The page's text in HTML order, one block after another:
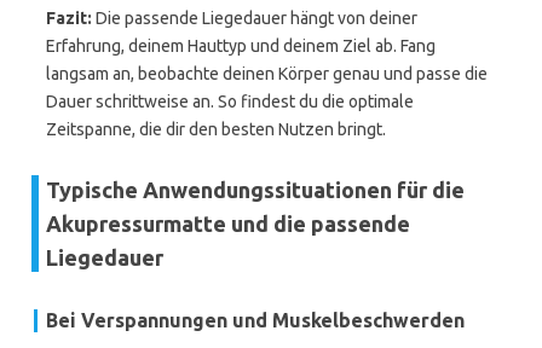
Fazit: Die passende Liegedauer hängt von deiner
Erfahrung, deinem Hauttyp und deinem Ziel ab. Fang
langsam an, beobachte deinen Körper genau und passe die
Dauer schrittweise an. So findest du die optimale
Zeitspanne, die dir den besten Nutzen bringt.
Typische Anwendungssituationen für die
Akupressurmatte und die passende
Liegedauer
Bei Verspannungen und Muskelbeschwerden